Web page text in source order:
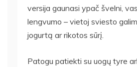
versija gaunasi ypač švelni,
lengvumo – vietoj sviesto
jogurtą ar rikotos sūrį.
Patogu patiekti su uogų tyre